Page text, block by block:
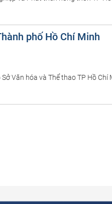
phố Hồ Chí Minh
Văn hóa và Thể thao TP Hồ Chí